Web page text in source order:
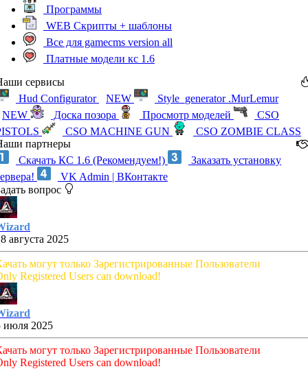
Программы
WEB Скрипты + шаблоны
Все для gamecms version all
Платные модели кс 1.6
сервисы
Hud Configurator
NEW
Style_generator .MurLemur
NEW
Доска позора Просмотр моделей
CSO
CSO MACHINE GUN
CSO ZOMBIE CLASS
партнеры
Скачать КС 1.6 (Рекомендуем!)
Заказать установку
VK Admin | ВКонтакте
вопрос
августа 2025
могут только Зарегистрированные Пользователи
Registered Users can download!
июля 2025
могут только Зарегистрированные Пользователи
Registered Users can download!